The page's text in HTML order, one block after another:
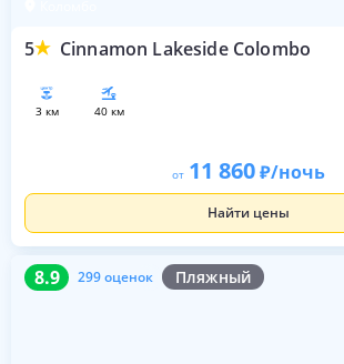
5 Cinnamon Lakeside Colombo
3 км 40 км
от 11 860 /ночь
Найти цены
8.9 299 оценок Пляжный
8.9 299 оценок